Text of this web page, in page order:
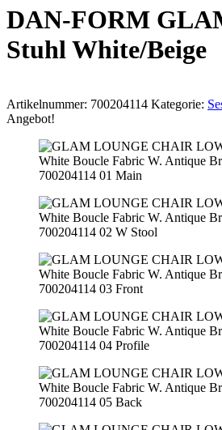
DAN-FORM
Stuhl White/Beige
Artikelnummer: 700204114 Kategorie:
Angebot!